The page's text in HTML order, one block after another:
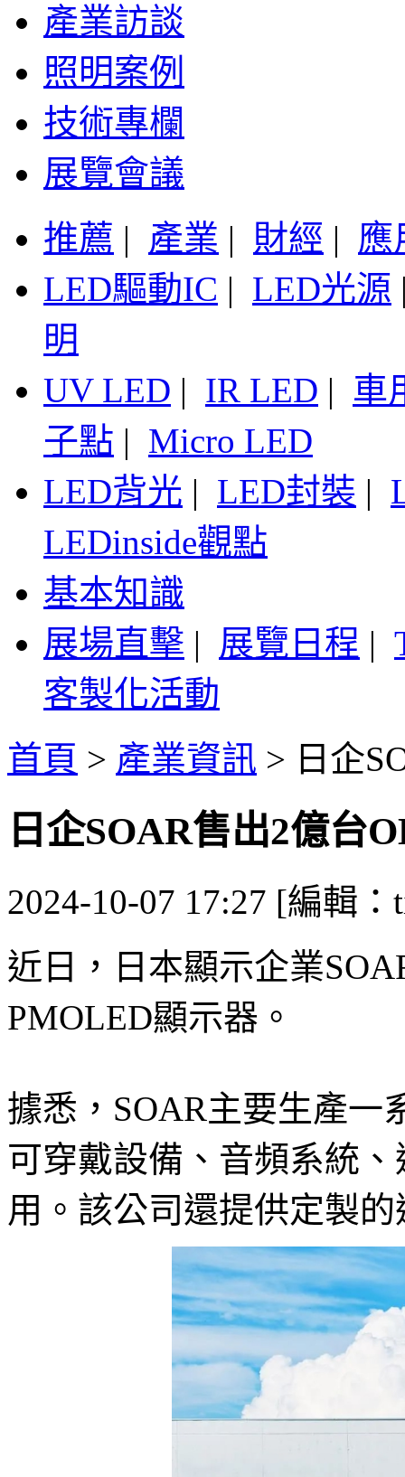
產業訪談
照明案例
技術專欄
展覽會議
推薦 | 產業 | 財經 | 應
LED驅動IC | LED光源
明
UV LED | IR LED | 車
子點 | Micro LED
LED背光 | LED封裝 |
LEDinside觀點
基本知識
展場直擊 | 展覽日程 |
客製化活動
首頁 > 產業資訊 > 日企
日企SOAR售出2億台
2024-10-07 17:27 [編輯：
近日，日本顯示企業
PMOLED顯示器。
據悉，SOAR主要生產一
可穿戴設備、音頻系統
用。該公司還提供定製